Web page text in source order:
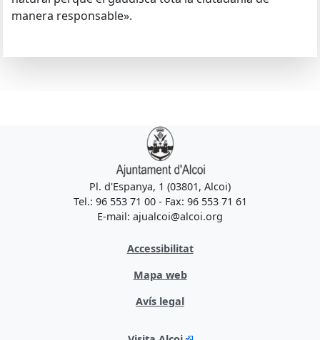
manera responsable».
Pl. d'Espanya, 1 (03801, Alcoi)
Tel.: 96 553 71 00 - Fax: 96 553 71 61
E-mail: ajualcoi@alcoi.org
Accessibilitat
Mapa web
Avís legal